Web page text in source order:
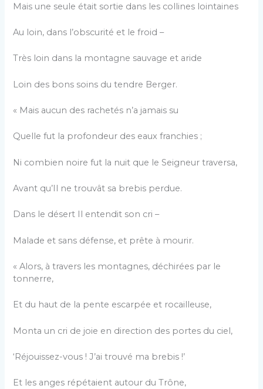
Mais une seule était sortie dans les collines lointaines
Au loin, dans l’obscurité et le froid –
Très loin dans la montagne sauvage et aride
Loin des bons soins du tendre Berger.
« Mais aucun des rachetés n’a jamais su
Quelle fut la profondeur des eaux franchies ;
Ni combien noire fut la nuit que le Seigneur traversa,
Avant qu’Il ne trouvât sa brebis perdue.
Dans le désert Il entendit son cri –
Malade et sans défense, et prête à mourir.
« Alors, à travers les montagnes, déchirées par le
tonnerre,
Et du haut de la pente escarpée et rocailleuse,
Monta un cri de joie en direction des portes du ciel,
‘Réjouissez-vous ! J’ai trouvé ma brebis !’
Et les anges répétaient autour du Trône,